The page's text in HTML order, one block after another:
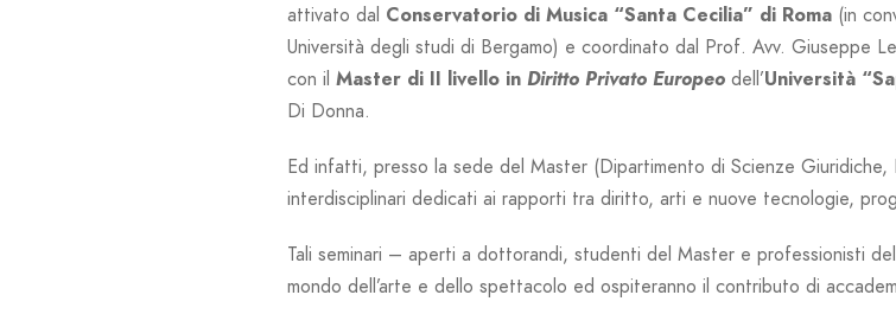
attivato dal Conservatorio di Musica “Santa Cecilia” di Roma (in
Università degli studi di Bergamo) e coordinato dal Prof. Avv. Giuseppe
con il Master di II livello in Diritto Privato Europeo dell’Università
Di Donna.
Ed infatti, presso la sede del Master (Dipartimento di Scienze
interdisciplinari dedicati ai rapporti tra diritto, arti e nuove tecnologie,
Tali seminari – aperti a dottorandi, studenti del Master e professionisti
mondo dell’arte e dello spettacolo ed ospiteranno il contributo di